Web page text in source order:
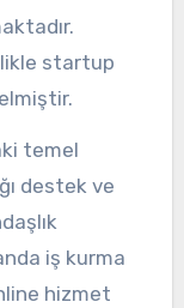
startup
temel
destek ve
iş kurma
hizmet